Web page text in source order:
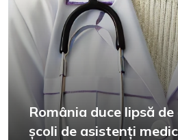
România duce lipsă
școli de asistenți